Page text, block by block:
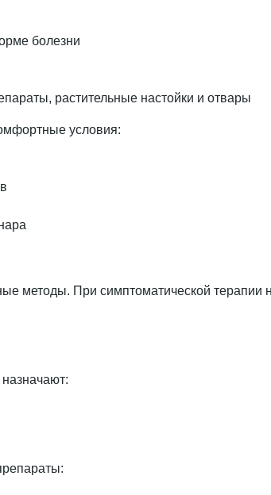
болезни
растительные настойки и отвары
условия:
методы. При симптоматической терапии